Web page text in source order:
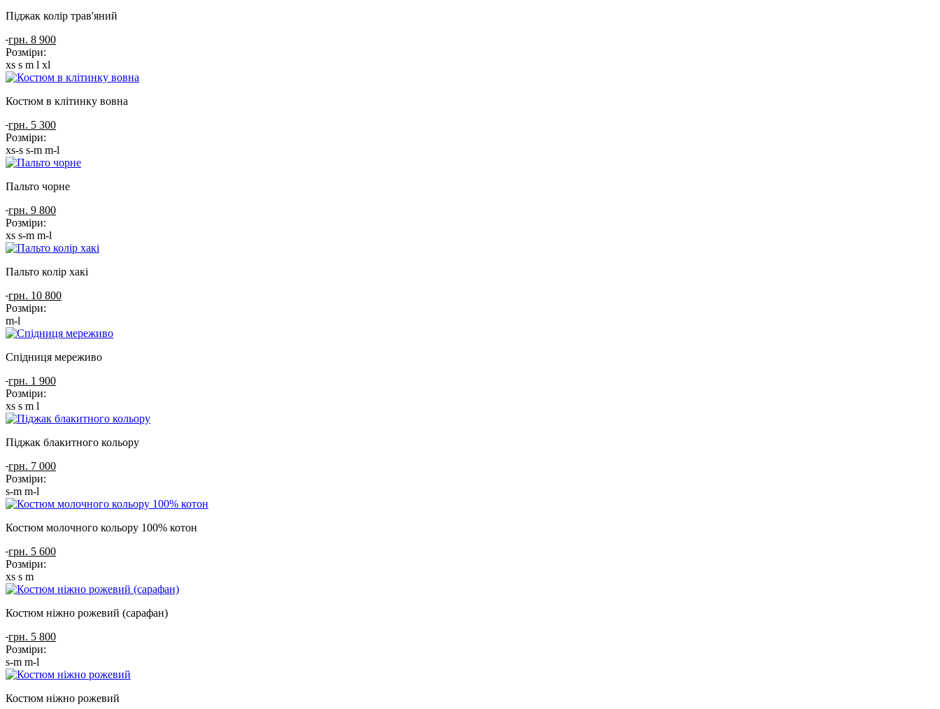
Піджак колір трав'яний
грн. 8 900
Розміри:
xs s m l xl
Костюм в клітинку вовна
грн. 5 300
Розміри:
xs-s s-m m-l
Пальто чорне
грн. 9 800
Розміри:
xs s-m m-l
Пальто колір хакі
грн. 10 800
Розміри:
m-l
Спідниця мереживо
грн. 1 900
Розміри:
xs s m l
Піджак блакитного кольору
грн. 7 000
Розміри:
s-m m-l
Костюм молочного кольору 100% котон
грн. 5 600
Розміри:
xs s m
Костюм ніжно рожевий (сарафан)
грн. 5 800
Розміри:
s-m m-l
Костюм ніжно рожевий